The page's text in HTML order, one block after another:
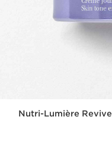
Nutri-Lumière Revive